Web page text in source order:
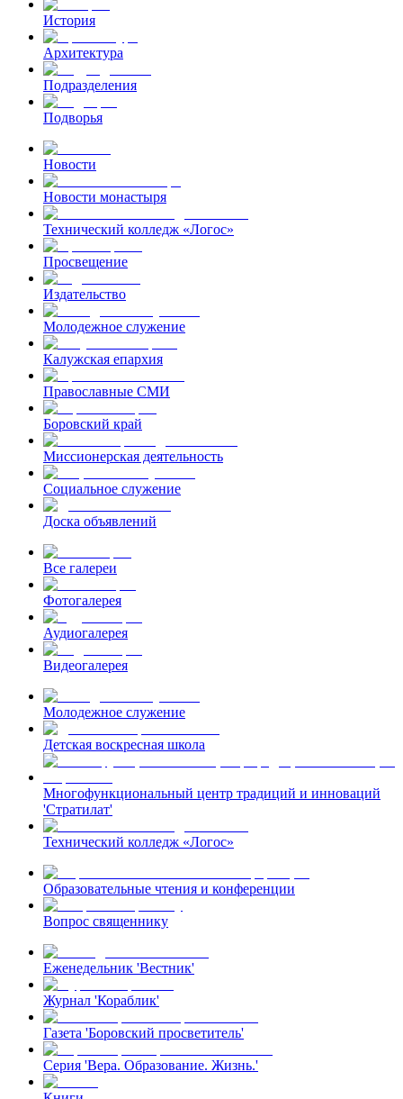
История
Архитектура
Подразделения
Подворья
Новости
Новости монастыря
Технический колледж «Логос»
Просвещение
Издательство
Молодежное служение
Калужская епархия
Православные СМИ
Боровский край
Миссионерская деятельность
Социальное служение
Доска объявлений
Все галереи
Фотогалерея
Аудиогалерея
Видеогалерея
Молодежное служение
Детская воскресная школа
Многофункциональный центр традиций и инноваций
'Стратилат'
Технический колледж «Логос»
Образовательные чтения и конференции
Вопрос священнику
Еженедельник 'Вестник'
Журнал 'Кораблик'
Газета 'Боровский просветитель'
Серия 'Вера. Образование. Жизнь.'